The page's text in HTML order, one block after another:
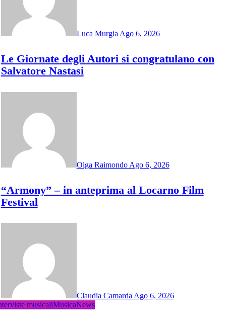
Luca Murgia Ago 6, 2026
Le Giornate degli Autori si congratulano con
Salvatore Nastasi
Olga Raimondo Ago 6, 2026
“Armony” – in anteprima al Locarno Film
Festival
Claudia Camarda Ago 6, 2026
musicaliMusicaNews